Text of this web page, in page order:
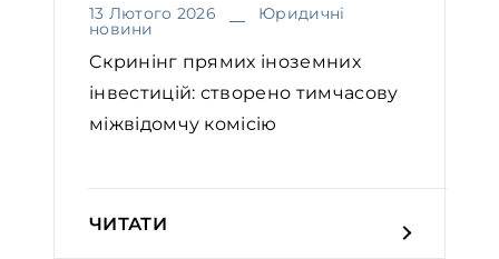
13 Лютого 2026 Юридичні
новини
Cкринінг прямих іноземних
інвестицій: створено тимчасову
міжвідомчу комісію
ЧИТАТИ